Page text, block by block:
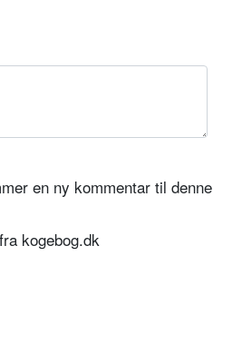
en ny kommentar til denne
kogebog.dk